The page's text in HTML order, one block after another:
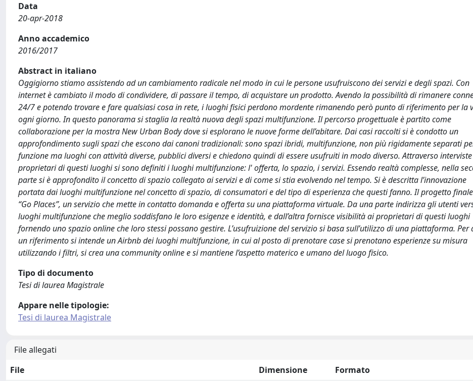
Data
20-apr-2018
Anno accademico
2016/2017
Abstract in italiano
Oggigiorno stiamo assistendo ad un cambiamento radicale nel modo in cui le persone usufruiscono dei servizi e degli spazi. Con
internet è cambiato il modo di condividere, di passare il tempo, di acquistare un prodotto. Avendo la possibilità di rimanere
24/7 e potendo trovare e fare qualsiasi cosa in rete, i luoghi fisici perdono mordente rimanendo però punto di riferimento per la
ogni giorno. In questo panorama si staglia la realtà nuova degli spazi multifunzione. Il percorso progettuale è partito come
collaborazione per la mostra New Urban Body dove si esplorano le nuove forme dell’abitare. Dai casi raccolti si è condotto un
approfondimento sugli spazi che escono dai canoni tradizionali: sono spazi ibridi, multifunzione, non più rigidamente separati
funzione ma luoghi con attività diverse, pubblici diversi e chiedono quindi di essere usufruiti in modo diverso. Attraverso
proprietari di questi luoghi si sono definiti i luoghi multifunzione: l' offerta, lo spazio, i servizi. Essendo realtà complesse, nella
parte si è approfondito il concetto di spazio collegato ai servizi e di come si stia evolvendo nel tempo. Si è descritta l’innovazione
portata dai luoghi multifunzione nel concetto di spazio, di consumatori e del tipo di esperienza che questi fanno. Il progetto
“Go Places”, un servizio che mette in contatto domanda e offerta su una piattaforma virtuale. Da una parte indirizza gli utenti
luoghi multifunzione che meglio soddisfano le loro esigenze e identità, e dall’altra fornisce visibilità ai proprietari di questi luoghi
fornendo uno spazio online che loro stessi possano gestire. L’usufruizione del servizio si basa sull’utilizzo di una piattaforma. Per
un riferimento si intende un Airbnb dei luoghi multifunzione, in cui al posto di prenotare case si prenotano esperienze su misura
utilizzando i filtri, si crea una community online e si mantiene l’aspetto materico e umano del luogo fisico.
Tipo di documento
Tesi di laurea Magistrale
Appare nelle tipologie:
Tesi di laurea Magistrale
File allegati
File
Dimensione Formato